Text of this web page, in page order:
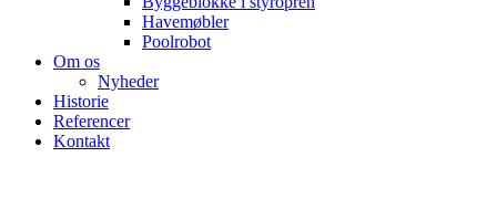
Havemøbler
Poolrobot
Om os
Nyheder
Historie
Referencer
Kontakt